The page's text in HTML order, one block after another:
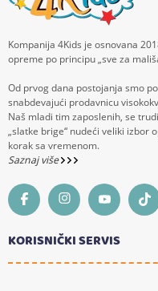
Kompanija 4Kids je osnovana
opreme po principu „sve za
Od prvog dana postojanja smo
snabdevajući prodavnicu
Naš mladi tim zaposlenih, se
„slatke brige“ nudeći veliki izbor
korak sa vremenom.
Saznaj više
KORISNIČKI SERVIS